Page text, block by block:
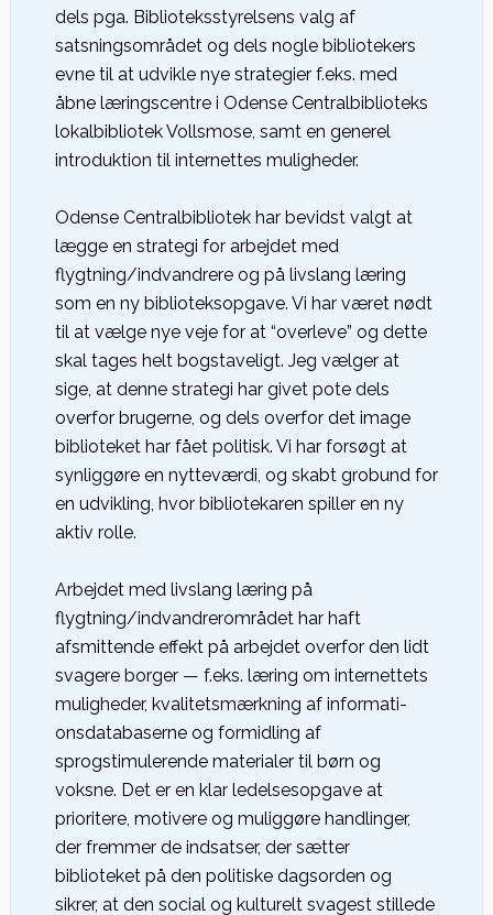
dels pga. Biblioteksstyrelsens valg af
satsningsområdet og dels nogle bibliotekers
evne til at udvikle nye strategier f.eks. med
åbne læringscentre i Odense Centralbiblioteks
lokalbibliotek Vollsmose, samt en generel
introduktion til internettes muligheder.
Odense Centralbibliotek har bevidst valgt at
lægge en strategi for arbejdet med
flygtning/indvandrere og på livslang læring
som en ny biblioteksopgave. Vi har været nødt
til at vælge nye veje for at “overleve” og dette
skal tages helt bogstaveligt. Jeg vælger at
sige, at denne strategi har givet pote dels
overfor brugerne, og dels overfor det image
biblioteket har fået politisk. Vi har forsøgt at
synliggøre en nytteværdi, og skabt grobund for
en udvikling, hvor bibliotekaren spiller en ny
aktiv rolle.
Arbejdet med livslang læring på
flygtning/indvandrerområdet har haft
afsmittende effekt på arbejdet overfor den lidt
svagere borger — f.eks. læring om internettets
muligheder, kvalitetsmærkning af informati-
onsdatabaserne og formidling af
sprogstimulerende materialer til børn og
voksne. Det er en klar ledelsesopgave at
prioritere, motivere og muliggøre handlinger,
der fremmer de indsatser, der sætter
biblioteket på den politiske dagsorden og
sikrer, at den social og kulturelt svagest stillede